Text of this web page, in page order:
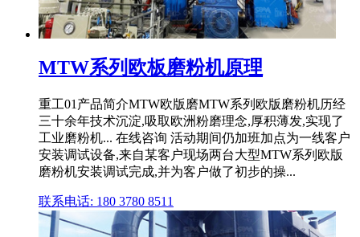
MTW系列欧板磨粉机原理
重工01产品简介MTW欧版磨MTW系列欧版磨粉机历经
三十余年技术沉淀,吸取欧洲粉磨理念,厚积薄发,实现了
工业磨粉机... 在线咨询 活动期间仍加班加点为一线客户
安装调试设备,来自某客户现场两台大型MTW系列欧版
磨粉机安装调试完成,并为客户做了初步的操...
联系电话: 180 3780 8511